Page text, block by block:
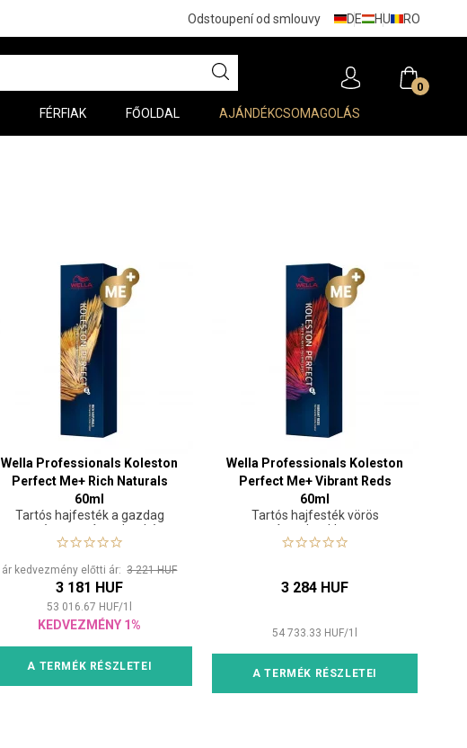
Odstoupení od smlouvy DE HU RO
0
FÉRFIAK FŐOLDAL AJÁNDÉKCSOMAGOLÁS
Wella Professionals Koleston
Perfect Me+ Rich Naturals
60ml
Tartós hajfesték a gazdag
természetes árnyalatokért
ár kedvezmény előtti ár:3 221 HUF
3 181 HUF
53 016.67 HUF/1
KEDVEZMÉNY 1%
A TERMÉK RÉSZLETEI
Wella Professionals Koleston
Perfect Me+ Vibrant Reds
60ml
Tartós hajfesték vörös
árnyalatokhoz
3 284 HUF
54 733.33 HUF/1
A TERMÉK RÉSZLETEI